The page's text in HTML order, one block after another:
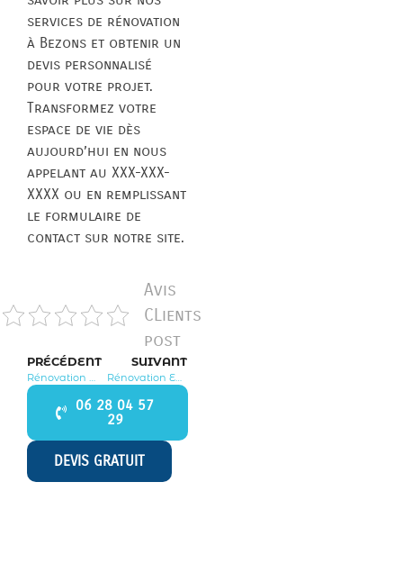
services de rénovation
à Bezons et obtenir un
devis personnalisé
pour votre projet.
Transformez votre
espace de vie dès
aujourd’hui en nous
appelant au XXX-XXX-
XXXX ou en remplissant
le formulaire de
contact sur notre site.
Avis
CLients
post
PRÉCÉDENT
Rénovation Mareil en France 95850
SUIVANT
Rénovation Enghien les Bains 95880
06 28 04 57
29
DEVIS GRATUIT